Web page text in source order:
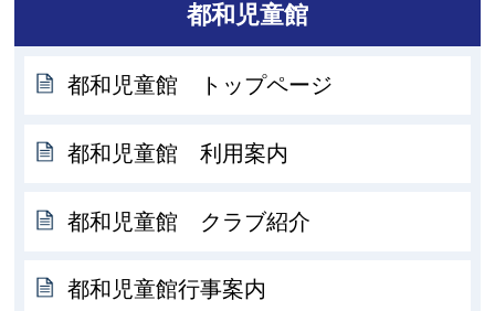
都和児童館
都和児童館 トップページ
都和児童館 利用案内
都和児童館 クラブ紹介
都和児童館行事案内